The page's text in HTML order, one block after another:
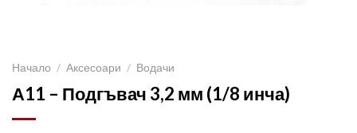
Начало / Аксесоари / Водачи
А11 – Подгъвач 3,2 мм (1/8 инча)